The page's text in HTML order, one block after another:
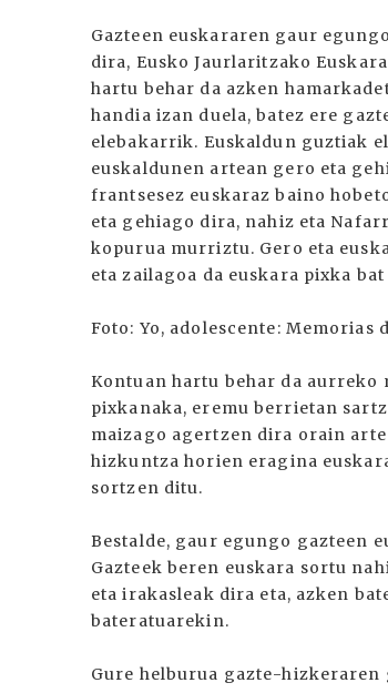
Gazteen euskararen gaur
dira, Eusko Jaurlaritzako
hartu behar da azken
handia izan duela, batez ere
elebakarrik. Euskaldun guztiak
euskaldunen artean gero eta
frantsesez euskaraz baino
eta gehiago dira, nahiz eta
kopurua murriztu. Gero eta
eta zailagoa da euskara pixka
Foto: Yo, adolescente: Memorias
Kontuan hartu behar da aurreko
pixkanaka, eremu berrietan
maizago agertzen dira orain
hizkuntza horien eragina
sortzen ditu.
Bestalde, gaur egungo gazteen
Gazteek beren euskara sortu
eta irakasleak dira eta, azken
bateratuarekin.
Gure helburua gazte-